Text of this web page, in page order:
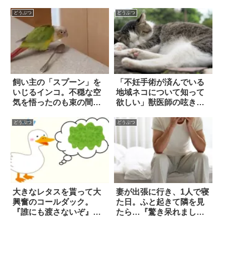
着いた結論は？
どうぶつ
飼い主の「スプーン」を
いじるインコ。不穏な空
気を悟ったのも束の間…
た！！
どうぶつ
「不妊手術が済んでいる
地域ネコについて知って
欲しい」獣医師の呟きに
どうぶつ
大きなレタスを貰って大
興奮のコールダック。
『誰にも渡さないぞ』と
どうぶつ
妻が出張に行き、1人で寝
た日。ふと起きて隣を見
たら…『驚き呆れまし